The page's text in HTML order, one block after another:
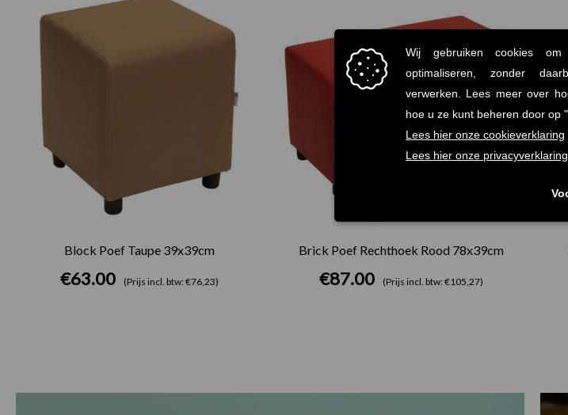
Block Poef Taupe 39x39cm
€63.00 (Prijs incl. btw: €76,23)
Brick Poef Rechthoek Rood 78x39cm
€87.00 (Prijs incl. btw: €105,27)